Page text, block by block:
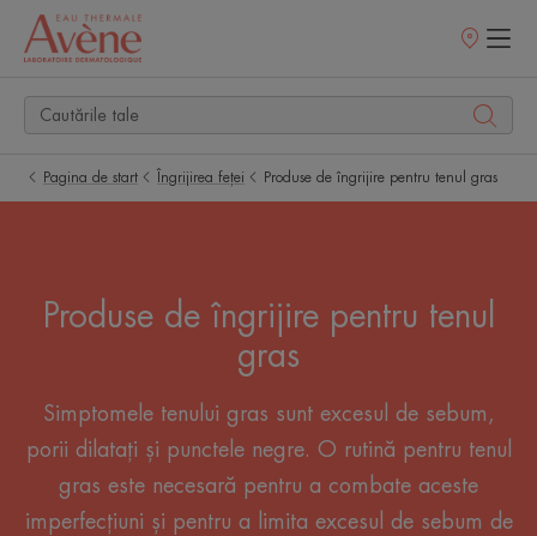
Retailerii
Pagina de start Îngrijirea feței Produse de îngrijire pentru tenul gras
Produse de îngrijire pentru tenul
gras
Simptomele tenului gras sunt excesul de sebum,
porii dilatați și punctele negre. O rutină pentru tenul
gras este necesară pentru a combate aceste
imperfecțiuni și pentru a limita excesul de sebum de